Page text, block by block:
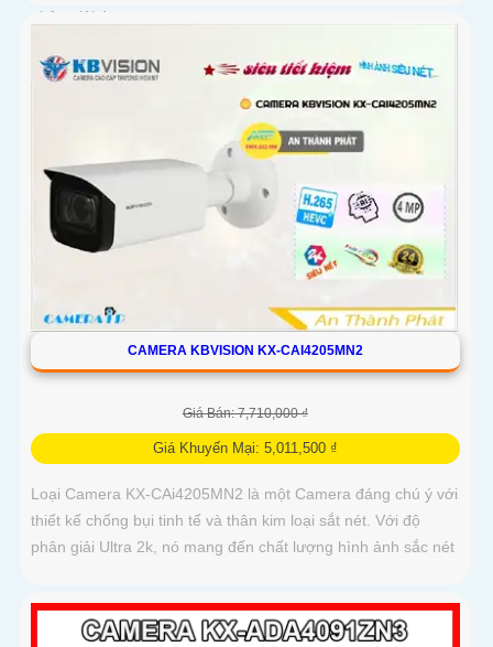
phân giải 4
CAMERA KBVISION KX-CAI4205MN2
Giá Bán: 7,710,000 ₫
Giá Khuyến Mại: 5,011,500 ₫
Loại Camera KX-CAi4205MN2 là một Camera đáng chú ý với
thiết kế chống bụi tinh tế và thân kim loại sắt nét. Với độ
phân giải Ultra 2k, nó mang đến chất lượng hình ảnh sắc nét